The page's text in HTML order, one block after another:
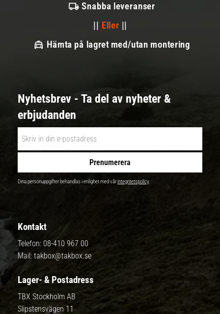
Snabba leveranser
|| Eller ||
Hämta på lagret med/utan montering
Nyhetsbrev - Ta del av nyheter &
erbjudanden
Prenumerera
Dina personuppgifter behandlas i enlighet med vårintegritetspolicy.
Kontakt
Telefon: 08-410 967 00
Mail: takbox@takbox.se
Lager- & Postadress
TBX Stockholm AB
Slipstensvägen 11